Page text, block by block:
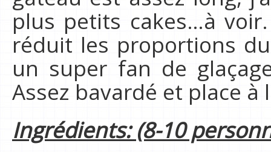
plus petits cakes…à
réduit les proportions
un super fan de
Assez bavardé et place à
Ingrédients: (8-10